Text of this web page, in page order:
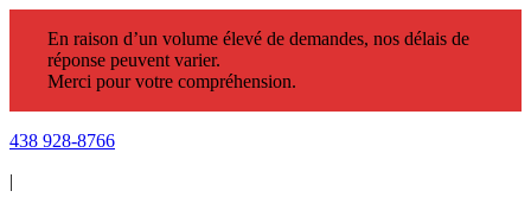
En raison d’un volume élevé de demandes, nos délais de
réponse peuvent varier.
Merci pour votre compréhension.
438 928-8766
|